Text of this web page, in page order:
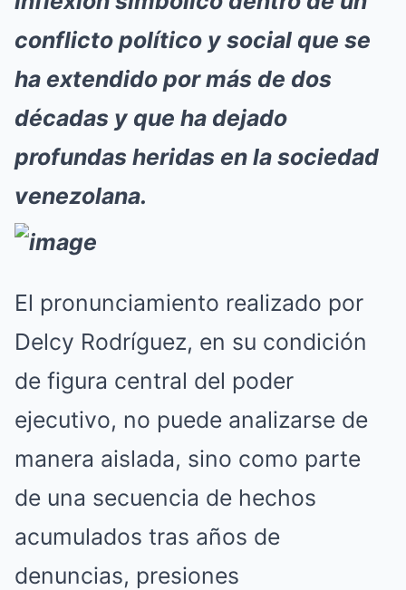
conflicto político y social que se
ha extendido por más de dos
décadas y que ha dejado
profundas heridas en la sociedad
venezolana.
El pronunciamiento realizado por
Delcy Rodríguez, en su condición
de figura central del poder
ejecutivo, no puede analizarse de
manera aislada, sino como parte
de una secuencia de hechos
acumulados tras años de
denuncias, presiones